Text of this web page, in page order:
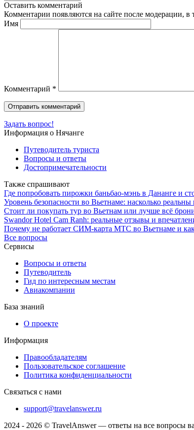
Оставить комментарий
Комментарии появляются на сайте после модерации, в
Имя
Комментарий *
Задать вопрос!
Информация о Нячанге
Путеводитель туриста
Вопросы и ответы
Достопримечательности
Также спрашивают
Где попробовать пирожки баньбао-мэнь в Дананге и
Уровень безопасности во Вьетнаме: насколько
Стоит ли покупать тур во Вьетнам или лучше всё
Swandor Hotel Cam Ranh: реальные отзывы и
Почему не работает СИМ-карта МТС во Вьетнаме и
Все вопросы
Сервисы
Вопросы и ответы
Путеводитель
Гид по интересным местам
Авиакомпании
База знаний
О проекте
Информация
Правообладателям
Пользовательское соглашение
Политика конфиденциальности
Связаться с нами
support@travelanswer.ru
2024 - 2026 © TravelAnswer — ответы на все вопросы